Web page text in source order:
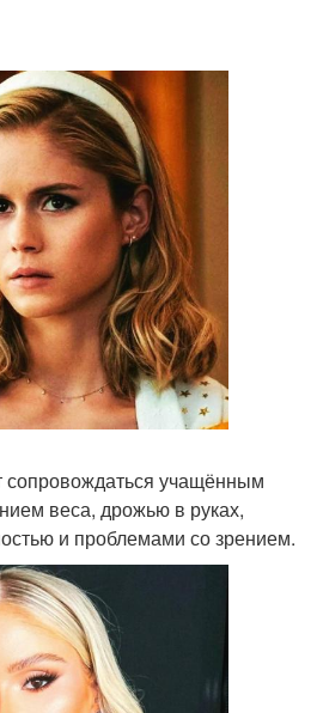
сопровождаться учащённым
веса, дрожью в руках,
и проблемами со зрением.